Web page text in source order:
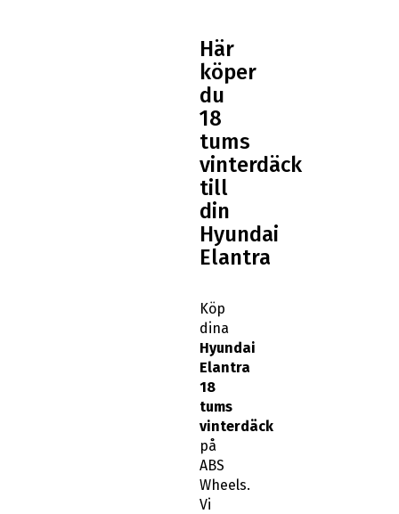
Här
köper
du
18
tums
vinterdäck
till
din
Hyundai
Elantra
Köp
dina
Hyundai
Elantra
18
tums
vinterdäck
på
ABS
Wheels.
Vi